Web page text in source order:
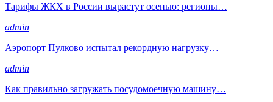
Тарифы ЖКХ в России вырастут осенью: регионы…
admin
Аэропорт Пулково испытал рекордную нагрузку…
admin
Как правильно загружать посудомоечную машину…